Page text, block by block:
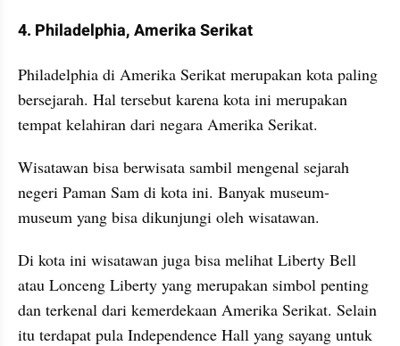
4. Philadelphia, Amerika Serikat
Philadelphia di Amerika Serikat merupakan kota paling
bersejarah. Hal tersebut karena kota ini merupakan
tempat kelahiran dari negara Amerika Serikat.
Wisatawan bisa berwisata sambil mengenal sejarah
negeri Paman Sam di kota ini. Banyak museum-
museum yang bisa dikunjungi oleh wisatawan.
Di kota ini wisatawan juga bisa melihat Liberty Bell
atau Lonceng Liberty yang merupakan simbol penting
dan terkenal dari kemerdekaan Amerika Serikat. Selain
itu terdapat pula Independence Hall yang sayang untuk